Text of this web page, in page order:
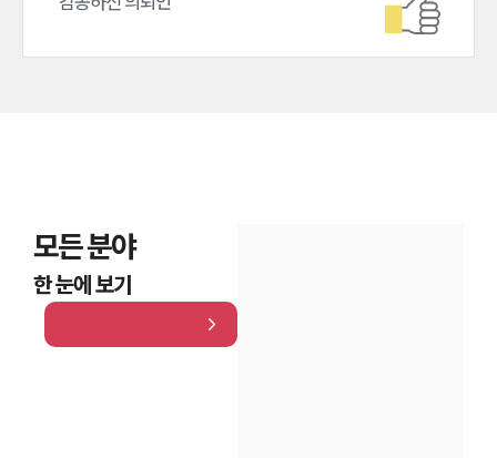
모든 분야
한 눈에 보기